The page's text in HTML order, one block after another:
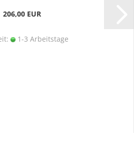
206,00 EUR
1-3 Arbeitstage